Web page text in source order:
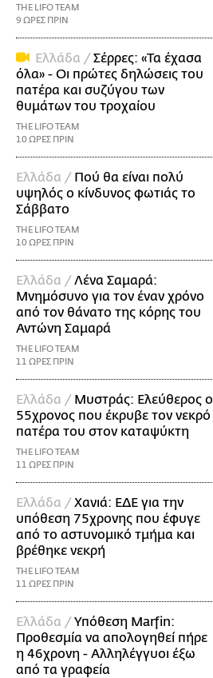
THE LIFO TEAM
9 ΩΡΕΣ ΠΡΙΝ
Ελλάδα /Σέρρες: «Τα έχασα
όλα» - Οι πρώτες δηλώσεις του
πατέρα και συζύγου των
θυμάτων του τροχαίου
THE LIFO TEAM
10 ΩΡΕΣ ΠΡΙΝ
Ελλάδα / Πού θα είναι πολύ
υψηλός ο κίνδυνος φωτιάς το
Σάββατο
THE LIFO TEAM
10 ΩΡΕΣ ΠΡΙΝ
Ελλάδα /Λένα Σαμαρά:
Μνημόσυνο για τον έναν χρόνο
από τον θάνατο της κόρης του
Αντώνη Σαμαρά
THE LIFO TEAM
11 ΩΡΕΣ ΠΡΙΝ
Ελλάδα / Μυστράς: Ελεύθερος ο
55χρονος που έκρυβε τον νεκρό
πατέρα του στον καταψύκτη
THE LIFO TEAM
11 ΩΡΕΣ ΠΡΙΝ
Ελλάδα /Χανιά: ΕΔΕ για την
υπόθεση 75χρονης που έφυγε
από το αστυνομικό τμήμα και
βρέθηκε νεκρή
THE LIFO TEAM
11 ΩΡΕΣ ΠΡΙΝ
Ελλάδα /Υπόθεση Marfin:
Προθεσμία να απολογηθεί πήρε
η 46χρονη - Αλληλέγγυοι έξω
από τα γραφεία